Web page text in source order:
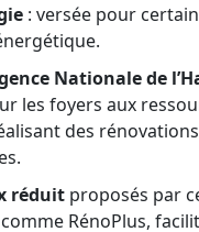
: versée pour
Nationale de
les foyers aux
des rénovations
réduitproposés par
RénoPlus,